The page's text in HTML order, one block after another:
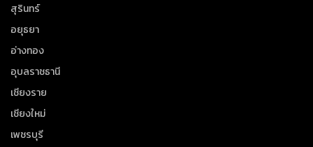
สุรินทร์
อยุธยา
อ่างทอง
อุบลราชธานี
เชียงราย
เชียงใหม่
เพชรบุรี